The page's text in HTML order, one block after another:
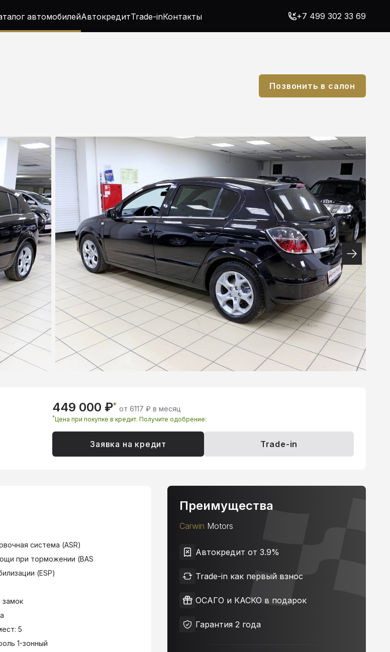
автомобилейАвтокредитTrade-inКонтакты +7 499 302 33 69
Позвонить в салон
449 000 ₽* от 6117 ₽ в месяц
*Цена при покупке в кредит. Получите одобрение:
Заявка на кредит Trade-in
система (ASR)
при торможении (BAS
(ESP)
замок
5
1-зонный
Преимущества
Carwin Motors
Автокредит от 3.9%
Trade-in как первый взнос
ОСАГО и КАСКО в подарок
Гарантия 2 года